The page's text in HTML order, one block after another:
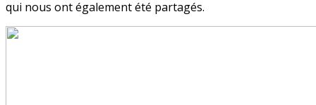
qui nous ont également été partagés.